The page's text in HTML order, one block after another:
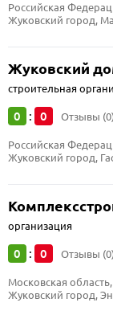
Российская
Жуковский город,
Жуковский
строительная
0 : 0 Отзывы (0)
Российская
Жуковский город,
организация
0 : 0 Отзывы (0)
Московская область,
Жуковский город,